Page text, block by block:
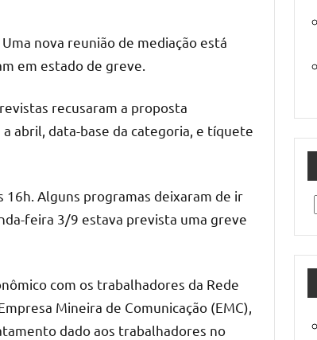
nova reunião de mediação está
em estado de greve.
recusaram a proposta
abril, data-base da categoria, e tíquete
16h. Alguns programas deixaram de ir
feira 3/9 estava prevista uma greve
com os trabalhadores da Rede
Mineira de Comunicação (EMC),
dado aos trabalhadores no